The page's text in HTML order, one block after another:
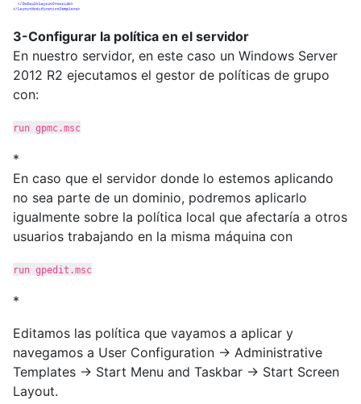
3-Configurar la política en el servidor
En nuestro servidor, en este caso un Windows Server
2012 R2 ejecutamos el gestor de políticas de grupo
con:
run gpmc.msc
*
En caso que el servidor donde lo estemos aplicando
no sea parte de un dominio, podremos aplicarlo
igualmente sobre la política local que afectaría a otros
usuarios trabajando en la misma máquina con
run gpedit.msc
*
Editamos las política que vayamos a aplicar y
navegamos a User Configuration -> Administrative
Templates -> Start Menu and Taskbar -> Start Screen
Layout.